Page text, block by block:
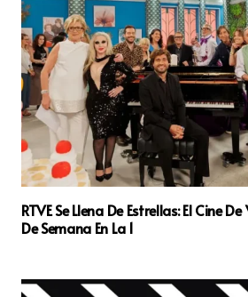
RTVE Se Llena De Estrellas: El Cine
De Semana En La 1